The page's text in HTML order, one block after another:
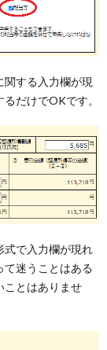
する入力欄が現
だけでOKです。
式で入力欄が現れ
て迷うことはある
ことはありませ